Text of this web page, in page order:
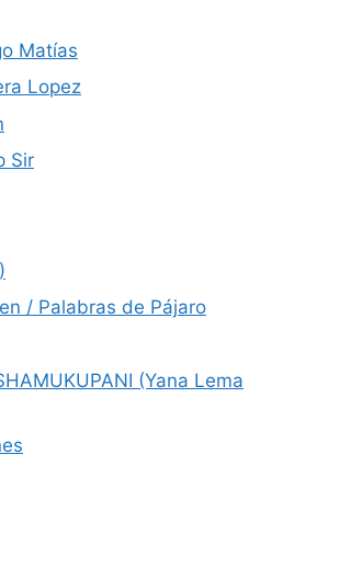
Matías
Lopez
Sir
/ Palabras de Pájaro
(Yana Lema